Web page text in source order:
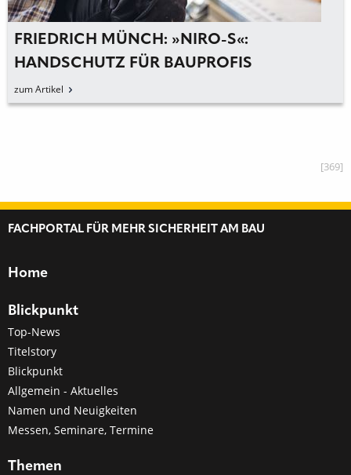
FRIEDRICH MÜNCH: »NIRO-S«:
HANDSCHUTZ FÜR BAUPROFIS
zum Artikel
[369]
FACHPORTAL FÜR MEHR SICHERHEIT AM BAU
Home
Blickpunkt
Top-News
Titelstory
Blickpunkt
Allgemein - Aktuelles
Namen und Neuigkeiten
Messen, Seminare, Termine
Themen